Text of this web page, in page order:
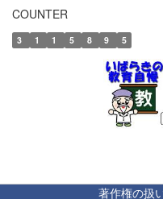
COUNTER
3 1 1 5 8 9 5
著作権の扱